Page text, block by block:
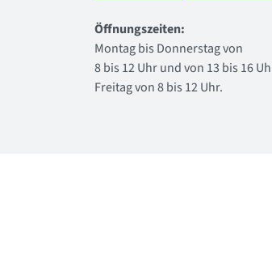
Öffnungszeiten:
Montag bis Donnerstag von
8 bis 12 Uhr und von 13 bis 16
Freitag von 8 bis 12 Uhr.